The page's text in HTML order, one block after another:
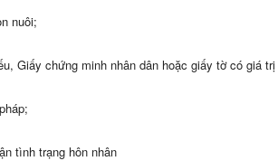
nuôi;
Giấy chứng minh nhân dân hoặc giấy tờ có giá
tình trạng hôn nhân